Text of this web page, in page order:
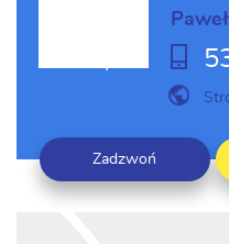
Paweł
Zadzwoń